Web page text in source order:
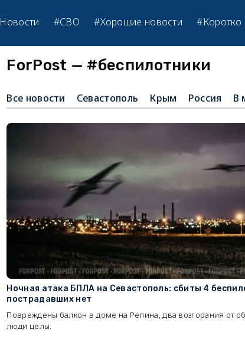
Новости #СВО #Хорошие новости #Коротко
ForPost — #беспилотники
Все новости Севастополь Крым Россия В
Ночная атака БПЛА на Севастополь: сбиты 4
пострадавших нет
Повреждены балкон в доме на Репина, два возгорания от
люди целы.